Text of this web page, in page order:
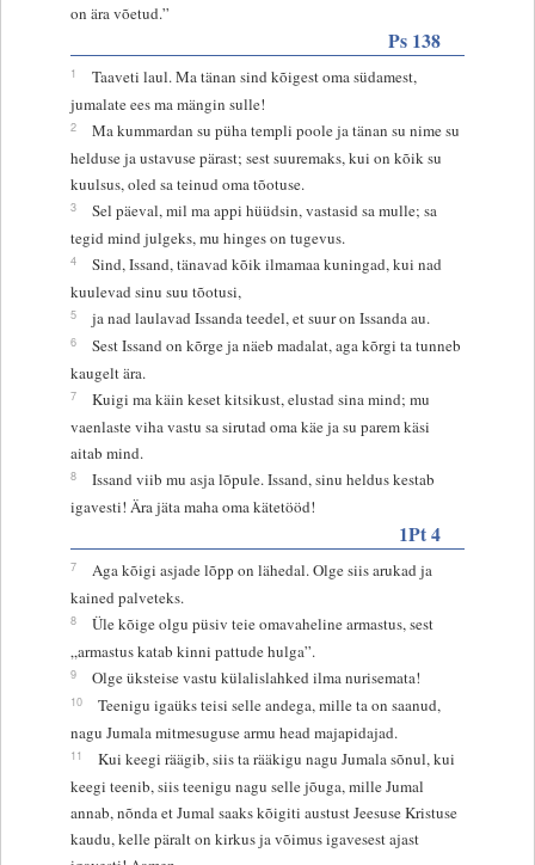
on ära võetud.”
Ps 138
1
Taaveti laul. Ma tänan sind kõigest oma südamest,
jumalate ees ma mängin sulle!
2
Ma kummardan su püha templi poole ja tänan su nime su
helduse ja ustavuse pärast; sest suuremaks, kui on kõik su
kuulsus, oled sa teinud oma tõotuse.
3
Sel päeval, mil ma appi hüüdsin, vastasid sa mulle; sa
tegid mind julgeks, mu hinges on tugevus.
4
Sind, Issand, tänavad kõik ilmamaa kuningad, kui nad
kuulevad sinu suu tõotusi,
5 ja nad laulavad Issanda teedel, et suur on Issanda au.
6
Sest Issand on kõrge ja näeb madalat, aga kõrgi ta tunneb
kaugelt ära.
7
Kuigi ma käin keset kitsikust, elustad sina mind; mu
vaenlaste viha vastu sa sirutad oma käe ja su parem käsi
aitab mind.
8
Issand viib mu asja lõpule. Issand, sinu heldus kestab
igavesti! Ära jäta maha oma kätetööd!
1Pt 4
7
Aga kõigi asjade lõpp on lähedal. Olge siis arukad ja
kained palveteks.
8
Üle kõige olgu püsiv teie omavaheline armastus, sest
„armastus katab kinni pattude hulga”.
9 Olge üksteise vastu külalislahked ilma nurisemata!
10
Teenigu igaüks teisi selle andega, mille ta on saanud,
nagu Jumala mitmesuguse armu head majapidajad.
11
Kui keegi räägib, siis ta rääkigu nagu Jumala sõnul, kui
keegi teenib, siis teenigu nagu selle jõuga, mille Jumal
annab, nõnda et Jumal saaks kõigiti austust Jeesuse Kristuse
kaudu, kelle päralt on kirkus ja võimus igavesest ajast